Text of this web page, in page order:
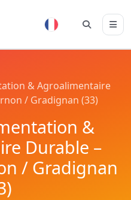
& Agroalimentaire
/ Gradignan (33)
&
Durable –
/ Gradignan